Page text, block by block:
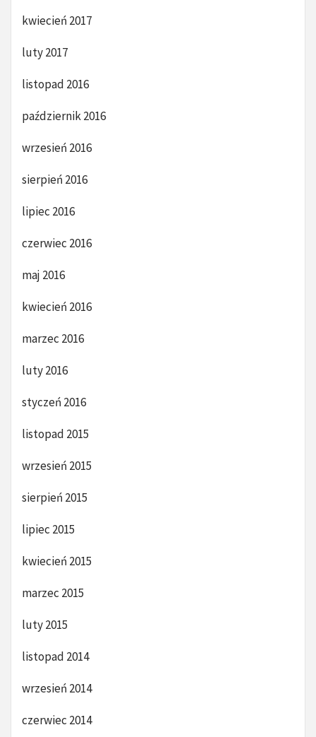
kwiecień 2017
luty 2017
listopad 2016
październik 2016
wrzesień 2016
sierpień 2016
lipiec 2016
czerwiec 2016
maj 2016
kwiecień 2016
marzec 2016
luty 2016
styczeń 2016
listopad 2015
wrzesień 2015
sierpień 2015
lipiec 2015
kwiecień 2015
marzec 2015
luty 2015
listopad 2014
wrzesień 2014
czerwiec 2014